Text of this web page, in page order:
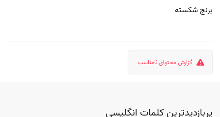
برنج شکسته
گزارش محتوای نامناسب
پربازدیدترین کلمات انگلیسی